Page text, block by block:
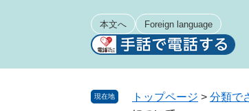
本文へ Foreign language
現在地 トップページ > 分類で